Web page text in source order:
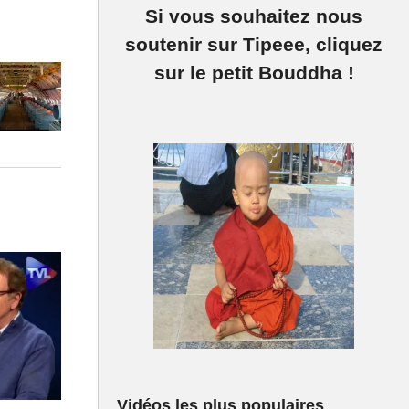
!
Si vous souhaitez nous
soutenir sur Tipeee, cliquez
sur le petit Bouddha !